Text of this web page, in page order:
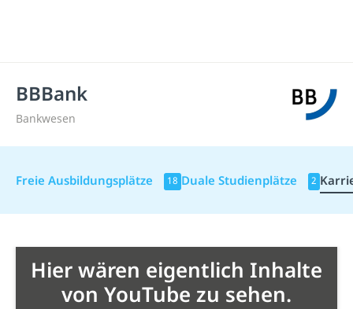
BBBank
Bankwesen
Freie Ausbildungsplätze 18 Duale Studienplätze 2
Hier wären eigentlich Inhalte
von YouTube zu sehen.